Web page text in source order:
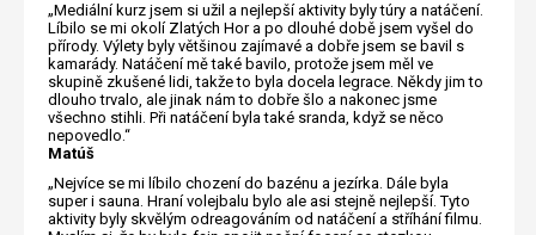
„Mediální kurz jsem si užil a nejlepší aktivity byly túry a natáčení.
Líbilo se mi okolí Zlatých Hor a po dlouhé době jsem vyšel do
přírody. Výlety byly většinou zajímavé a dobře jsem se bavil s
kamarády. Natáčení mě také bavilo, protože jsem měl ve
skupině zkušené lidi, takže to byla docela legrace. Někdy jim to
dlouho trvalo, ale jinak nám to dobře šlo a nakonec jsme
všechno stihli. Při natáčení byla také sranda, když se něco
nepovedlo.“
Matúš
„Nejvíce se mi líbilo chození do bazénu a jezírka. Dále byla
super i sauna. Hraní volejbalu bylo ale asi stejně nejlepší. Tyto
aktivity byly skvělým odreagováním od natáčení a stříhání filmu.